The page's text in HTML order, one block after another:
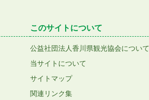
このサイトについて
公益社団法人香川県観光協会について
当サイトについて
サイトマップ
関連リンク集